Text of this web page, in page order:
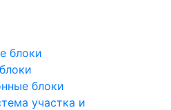
блоки
блоки
участка и